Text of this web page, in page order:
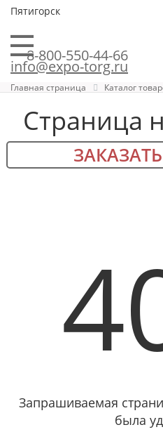
Пятигорск
8-800-550-44-66
info@expo-torg.ru
Главная страница Каталог
Страница
Запрашиваемая
была